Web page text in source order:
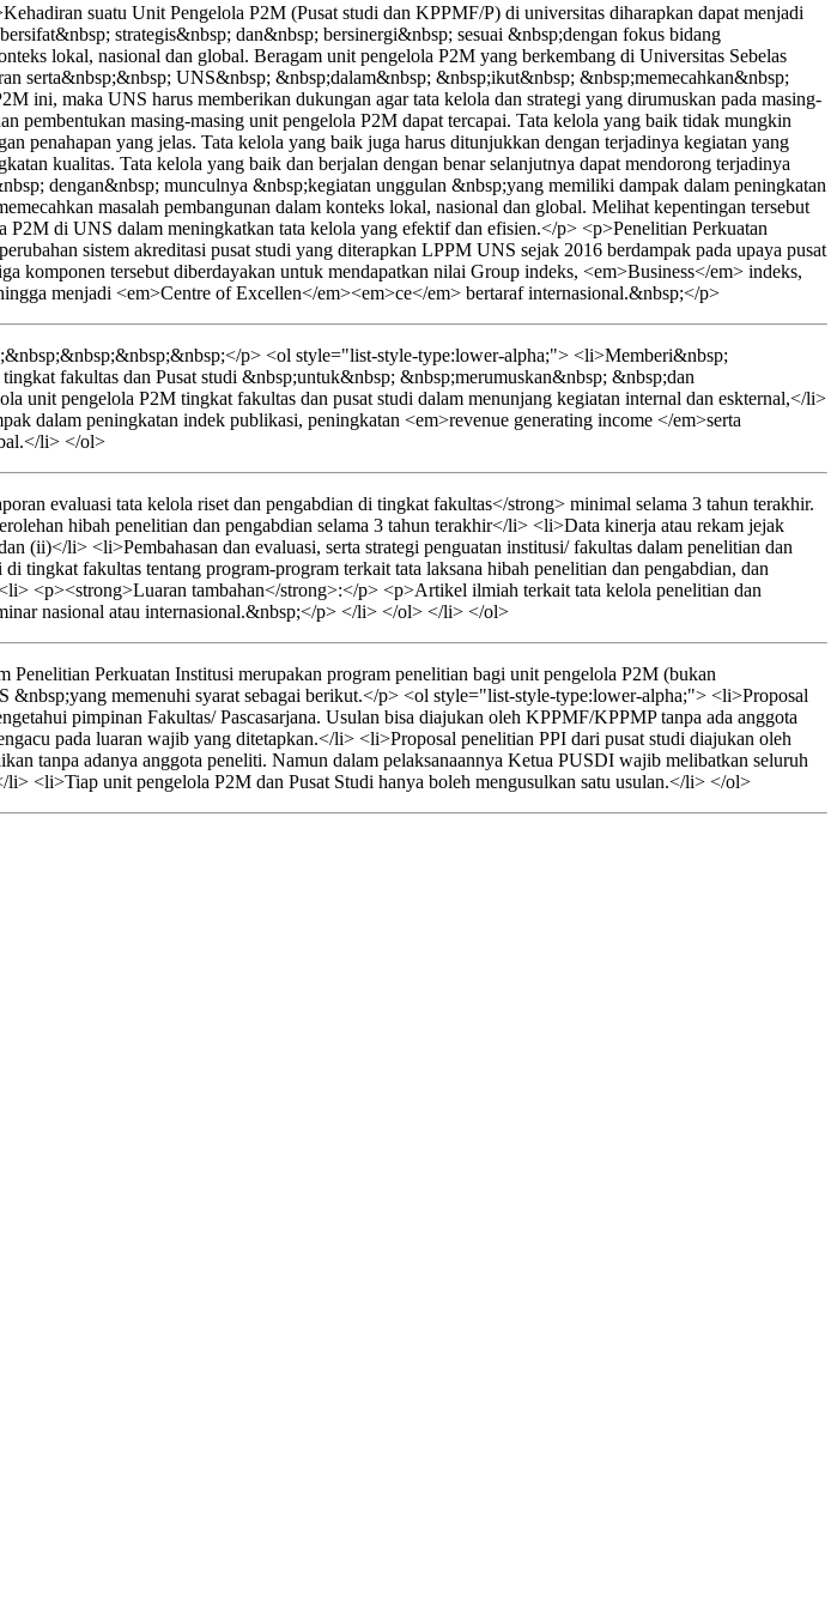
suatu Unit Pengelola P2M (Pusat studi dan KPPMF/P) di universitas diharapkan dapat menjadi
strategis&nbsp; dan&nbsp; bersinergi&nbsp; sesuai &nbsp;dengan fokus bidang
lokal, nasional dan global. Beragam unit pengelola P2M yang berkembang di Universitas Sebelas
serta&nbsp;&nbsp; UNS&nbsp; &nbsp;dalam&nbsp; &nbsp;ikut&nbsp; &nbsp;memecahkan&nbsp;
ini, maka UNS harus memberikan dukungan agar tata kelola dan strategi yang dirumuskan pada masing-
pembentukan masing-masing unit pengelola P2M dapat tercapai. Tata kelola yang baik tidak mungkin
penahapan yang jelas. Tata kelola yang baik juga harus ditunjukkan dengan terjadinya kegiatan yang
kualitas. Tata kelola yang baik dan berjalan dengan benar selanjutnya dapat mendorong terjadinya
dengan&nbsp; munculnya &nbsp;kegiatan unggulan &nbsp;yang memiliki dampak dalam peningkatan
masalah pembangunan dalam konteks lokal, nasional dan global. Melihat kepentingan tersebut
di UNS dalam meningkatkan tata kelola yang efektif dan efisien.</p> <p>Penelitian Perkuatan
sistem akreditasi pusat studi yang diterapkan LPPM UNS sejak 2016 berdampak pada upaya pusat
komponen tersebut diberdayakan untuk mendapatkan nilai Group indeks, <em>Business</em> indeks,
menjadi <em>Centre of Excellen</em><em>ce</em> bertaraf internasional.&nbsp;</p>
p> <ol style="list-style-type:lower-alpha;"> <li>Memberi&nbsp;
fakultas dan Pusat studi &nbsp;untuk&nbsp; &nbsp;merumuskan&nbsp; &nbsp;dan
unit pengelola P2M tingkat fakultas dan pusat studi dalam menunjang kegiatan internal dan eskternal,</li>
dalam peningkatan indek publikasi, peningkatan <em>revenue generating income </em>serta
li> </ol>
evaluasi tata kelola riset dan pengabdian di tingkat fakultas</strong> minimal selama 3 tahun terakhir.
hibah penelitian dan pengabdian selama 3 tahun terakhir</li> <li>Data kinerja atau rekam jejak
(ii)</li> <li>Pembahasan dan evaluasi, serta strategi penguatan institusi/ fakultas dalam penelitian dan
tingkat fakultas tentang program-program terkait tata laksana hibah penelitian dan pengabdian, dan
<p><strong>Luaran tambahan</strong>:</p> <p>Artikel ilmiah terkait tata kelola penelitian dan
nasional atau internasional.&nbsp;</p> </li> </ol> </li> </ol>
Perkuatan Institusi merupakan program penelitian bagi unit pengelola P2M (bukan
memenuhi syarat sebagai berikut.</p> <ol style="list-style-type:lower-alpha;"> <li>Proposal
pimpinan Fakultas/ Pascasarjana. Usulan bisa diajukan oleh KPPMF/KPPMP tanpa ada anggota
pada luaran wajib yang ditetapkan.</li> <li>Proposal penelitian PPI dari pusat studi diajukan oleh
tanpa adanya anggota peneliti. Namun dalam pelaksanaannya Ketua PUSDI wajib melibatkan seluruh
<li>Tiap unit pengelola P2M dan Pusat Studi hanya boleh mengusulkan satu usulan.</li> </ol>